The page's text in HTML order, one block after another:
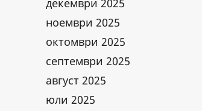
декември 2025
ноември 2025
октомври 2025
септември 2025
август 2025
юли 2025